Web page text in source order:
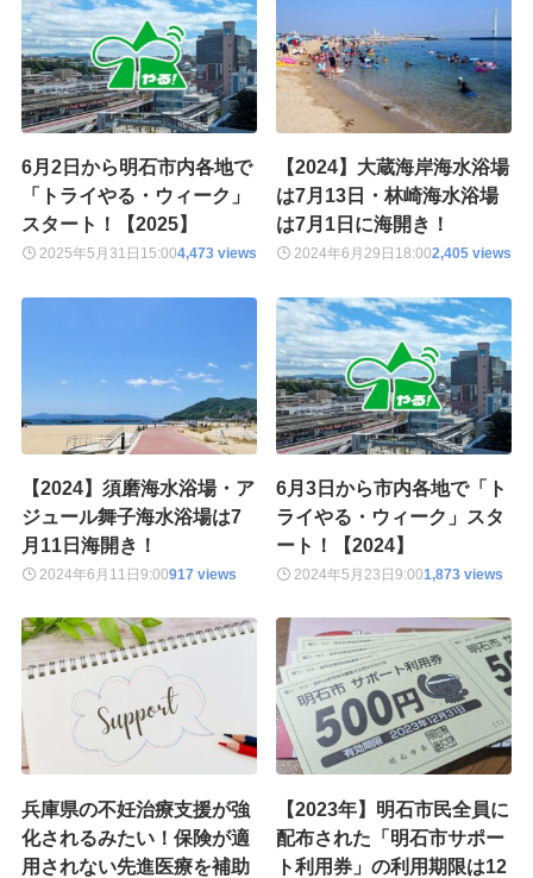
6月2日から明石市内各地で
「トライやる・ウィーク」
スタート！【2025】
2025年5月31日 15:004,473 views
【2024】大蔵海岸海水浴場
は7月13日・林崎海水浴場
は7月1日に海開き！
2024年6月29日 18:002,405 views
【2024】須磨海水浴場・ア
ジュール舞子海水浴場は7
月11日海開き！
2024年6月11日 9:00917 views
6月3日から市内各地で「ト
ライやる・ウィーク」スタ
ート！【2024】
2024年5月23日9:001,873 views
兵庫県の不妊治療支援が強
化されるみたい！保険が適
用されない先進医療を補助
【2023年】明石市民全員に
配布された「明石市サポー
ト利用券」の利用期限は12